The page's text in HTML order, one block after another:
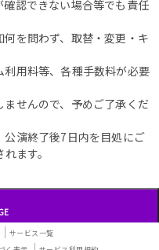
認できない場合等でも責任
を問わず、取替・変更・キ
用料等、各種手数料が必要
せんので、予めご了承くだ
演終了後7日内を目処にご
ます。
サービス一覧